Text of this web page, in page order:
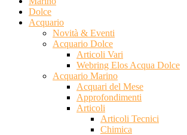
Dolce
Acquario
Novità & Eventi
Acquario Dolce
Articoli Vari
Webring Elos Acqua Dolce
Acquario Marino
Acquari del Mese
Approfondimenti
Articoli
Articoli Tecnici
Chimica